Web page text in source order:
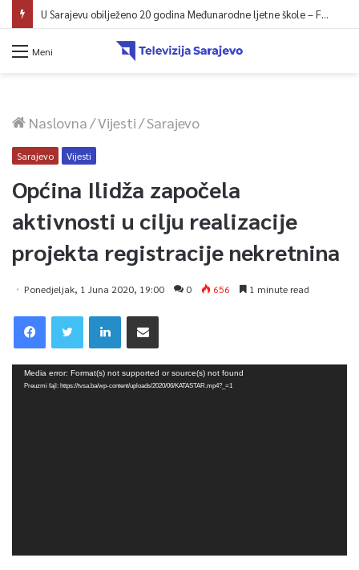
U Sarajevu obilježeno 20 godina Međunarodne ljetne škole – Fokus na izazovima međunarodne pravde
Meni
Naslovna/Vijesti/Sarajevo
Sarajevo Vijesti
Općina Ilidža započela
aktivnosti u cilju realizacije
projekta registracije nekretnina
Ponedjeljak, 1 Juna 2020, 19:00 0 656 1 minute read
Video
Player
Media error: Format(s) not supported or source(s) not found
Preuzmi fajl: https://tvsa.ba/wp-content/uploads/2020/06/KATASTAR.mp4?_=1